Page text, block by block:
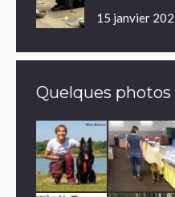
15 janvier
Quelques photos